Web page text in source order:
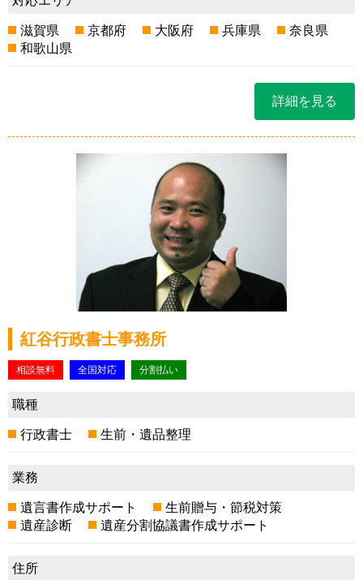
滋賀県 京都府 大阪府 兵庫県
奈良県
和歌山県
詳細を見る
紅谷行政書士事務所
相談無料 全国対応 分割払い
職種
行政書士 生前・遺品整理
業務
遺言書作成サポート
生前贈与・節税対策
遺産診断
遺産分割協議書作成サポート
住所